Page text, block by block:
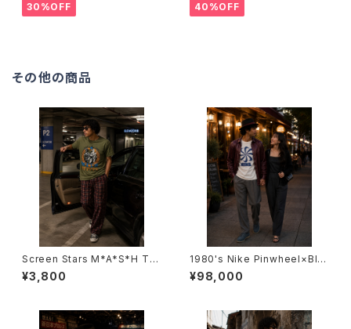
30%OFF 40%OFF
その他の商品
Screen Stars M*A*S*H T-S
hirts -スクリーン・スターズ マッ
シュTシャツ-
¥3,800
1980's Nike Pinwheel×Blo
ck Logo T-Shirts (Bootleg)
-1980年代 ナイキ×風車プリン
¥98,000